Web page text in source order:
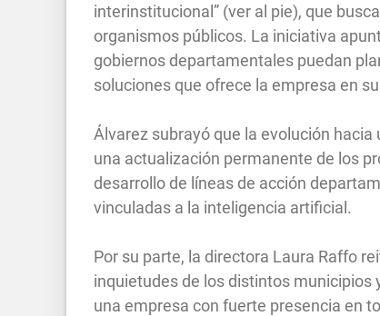
interinstitucional” (ver al pie), que
organismos públicos. La iniciativa
gobiernos departamentales puedan
soluciones que ofrece la empresa en
Álvarez subrayó que la evolución
una actualización permanente de los
desarrollo de líneas de acción
vinculadas a la inteligencia artificial.
Por su parte, la directora Laura Raffo
inquietudes de los distintos
una empresa con fuerte presencia en